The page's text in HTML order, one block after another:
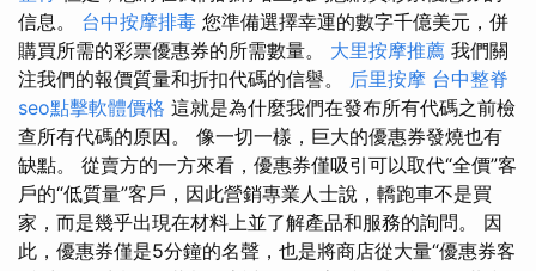
信息。 台中按摩排毒 您準備選擇幸運的數字千億美元，併
購買所需的彩票優惠券的所需數量。 大里按摩推薦 我們關
注我們的報價質量和折扣代碼的信譽。 后里按摩 台中整脊
seo點擊軟體價格 這就是為什麼我們在發布所有代碼之前檢
查所有代碼的原因。 像一切一樣，巨大的優惠券發燒也有
缺點。 從賣方的一方來看，優惠券僅吸引可以取代“全價”客
戶的“低質量”客戶，因此營銷專業人士說，轎跑車不是買
家，而是幾乎出現在材料上並了解產品和服務的詢問。 因
此，優惠券僅是5分鐘的名聲，也是將商店從大量“優惠券客